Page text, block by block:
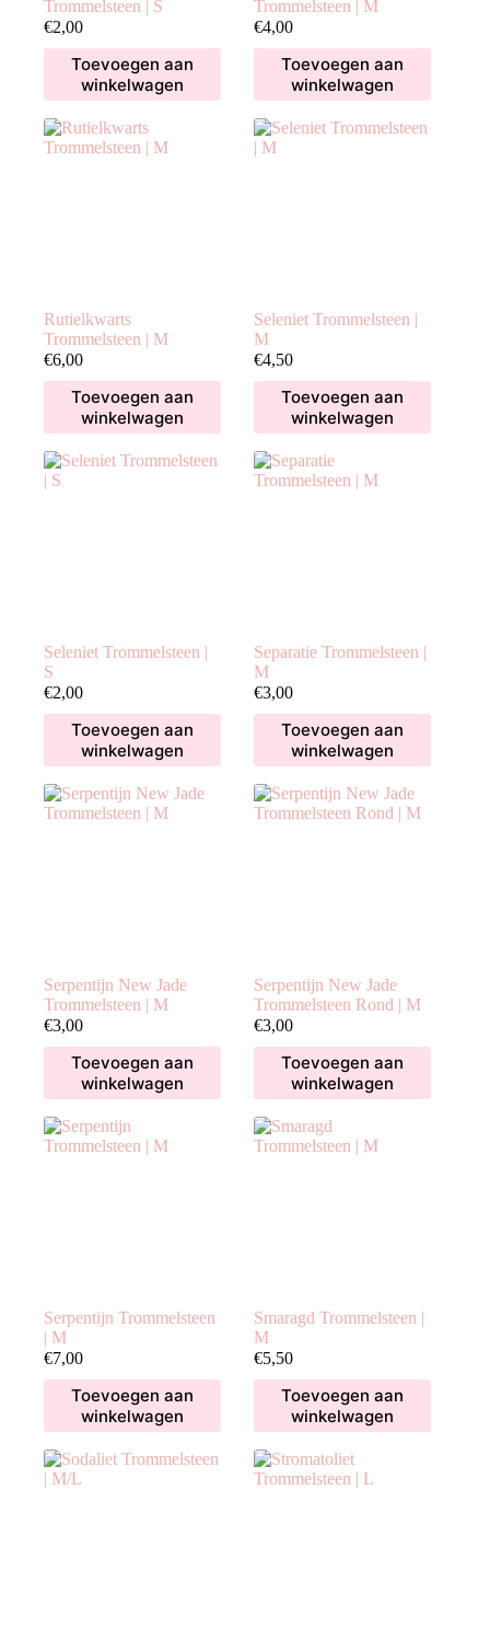
Trommelsteen | S
€2,00
Toevoegen aan
winkelwagen
Trommelsteen | M
€4,00
Toevoegen aan
winkelwagen
Rutielkwarts
Trommelsteen | M
€6,00
Toevoegen aan
winkelwagen
Seleniet Trommelsteen |
M
€4,50
Toevoegen aan
winkelwagen
Seleniet Trommelsteen |
S
€2,00
Toevoegen aan
winkelwagen
Separatie Trommelsteen |
M
€3,00
Toevoegen aan
winkelwagen
Serpentijn New Jade
Trommelsteen | M
€3,00
Toevoegen aan
winkelwagen
Serpentijn New Jade
Trommelsteen Rond | M
€3,00
Toevoegen aan
winkelwagen
Serpentijn Trommelsteen
| M
€7,00
Toevoegen aan
winkelwagen
Smaragd Trommelsteen |
M
€5,50
Toevoegen aan
winkelwagen